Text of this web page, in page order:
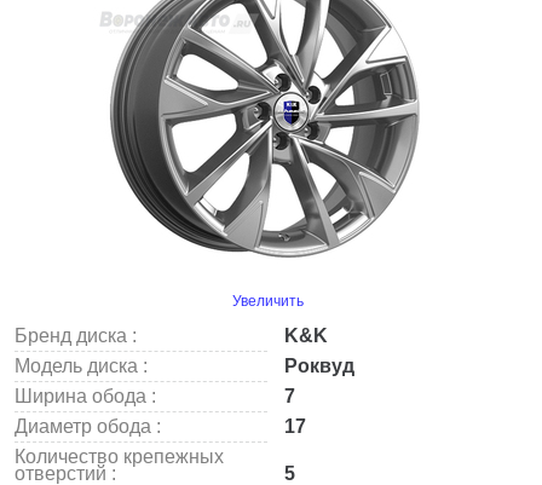
Увеличить
Бренд диска :
K&K
Модель диска :
Роквуд
Ширина обода :
7
Диаметр обода :
17
Количество крепежных
отверстий :
5